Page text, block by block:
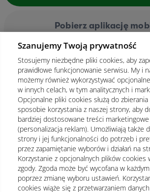
Pobierz aplikację
Szanujemy Twoją prywatność
Stosujemy niezbędne pliki cookies, aby
prawidłowe funkcjonowanie serwisu. My i
możemy również wykorzystywać
w innych celach, w tym analitycznych i
Opcjonalne pliki cookies służą do
sposobie korzystania z naszej strony, aby
bardziej dostosowane treści marketingowe
(personalizacja reklam). Umożliwiają także
strony i jej funkcjonalności do potrzeb i
przez zapamiętanie wyborów i działań na
Korzystanie z opcjonalnych plików cookies
zgody. Zgoda może być wycofana w
poprzez zmianę wyboru ustawień.
cookies wiąże się z przetwarzaniem